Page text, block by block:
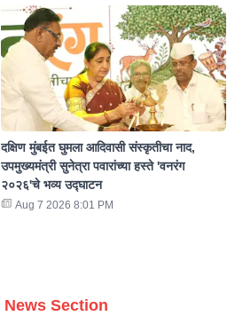
दक्षिण मुंबईत घुमला आदिवासी संस्कृतीचा नाद,
उपमुख्यमंत्री सुनेत्रा पवारांच्या हस्ते 'वनरंग
२०२६'चे भव्य उद्घाटन
Aug 7 2026 8:01 PM
News Section